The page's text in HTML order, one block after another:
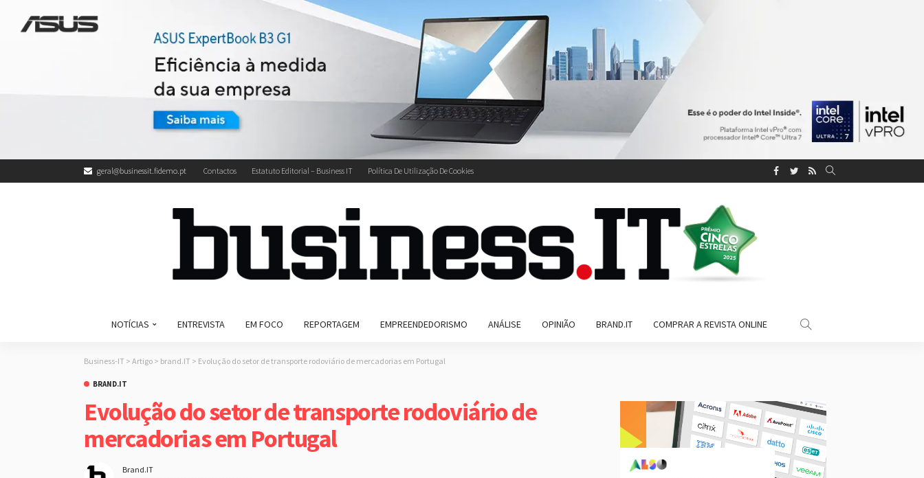
geral@businessit.fidemo.pt Contactos Estatuto Editorial – Business IT Política De Utilização De Cookies
NOTÍCIAS ENTREVISTA EM FOCO REPORTAGEM EMPREENDEDORISMO ANÁLISE OPINIÃO BRAND.IT COMPRAR A REVISTA ONLINE
Business-IT > Artigo > brand.IT > Evolução do setor de transporte rodoviário de mercadorias em Portugal
BRAND.IT
Evolução do setor de transporte rodoviário de
mercadorias em Portugal
Brand.IT